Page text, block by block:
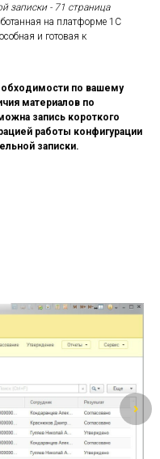
записки - 71 страница
на платформе 1С
и готовая к
по вашему
материалов по
запись короткого
работы конфигурации
записки.